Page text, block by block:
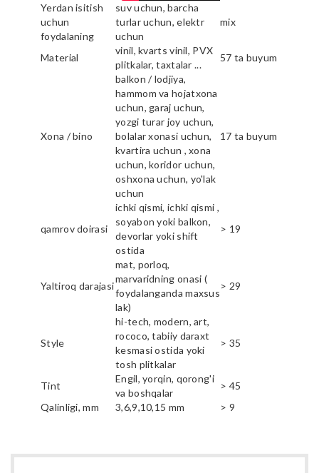
Yerdan isitish
uchun
foydalaning
suv uchun, barcha
turlar uchun, elektr
uchun
mix
Material
vinil, kvarts vinil, PVX
plitkalar, taxtalar ...
57 ta buyum
Xona / bino
balkon / lodjiya,
hammom va hojatxona
uchun, garaj uchun,
yozgi turar joy uchun,
bolalar xonasi uchun,
kvartira uchun , xona
uchun, koridor uchun,
oshxona uchun, yo'lak
uchun
17 ta buyum
qamrov doirasi
ichki qismi, ichki qismi ,
soyabon yoki balkon,
devorlar yoki shift
ostida
> 19
Yaltiroq darajasi
mat, porloq,
marvaridning onasi (
foydalanganda maxsus
lak)
> 29
Style
hi-tech, modern, art,
rococo, tabiiy daraxt
kesmasi ostida yoki
tosh plitkalar
> 35
Tint
Engil, yorqin, qorong'i
va boshqalar
> 45
Qalinligi, mm
3,6,9,10,15 mm > 9